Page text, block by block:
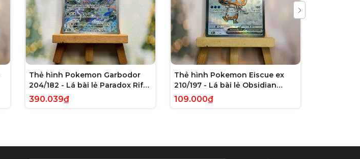
Thẻ hình Pokemon Garbodor
204/182 - Lá bài lẻ Paradox Rift
Illustration Rare tiếng Anh chính
390.039₫
Thẻ hình Pokemon Eiscue ex
210/197 - Lá bài lẻ Obsidian
Flames Full Art Secret Rare
tiếng Anh chính hãng
109.000₫